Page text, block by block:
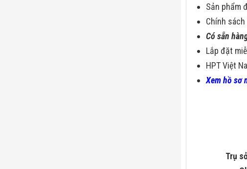
Sản phẩm
Chính
Có sẵn
Lắp đặt
HPT Việt
Xem hồ sơ
Trụ